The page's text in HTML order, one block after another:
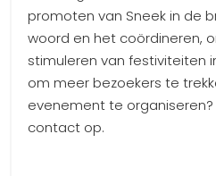
promoten van Sneek in de
woord en het coördineren,
stimuleren van festiviteiten
om meer bezoekers te
evenement te
contact op.